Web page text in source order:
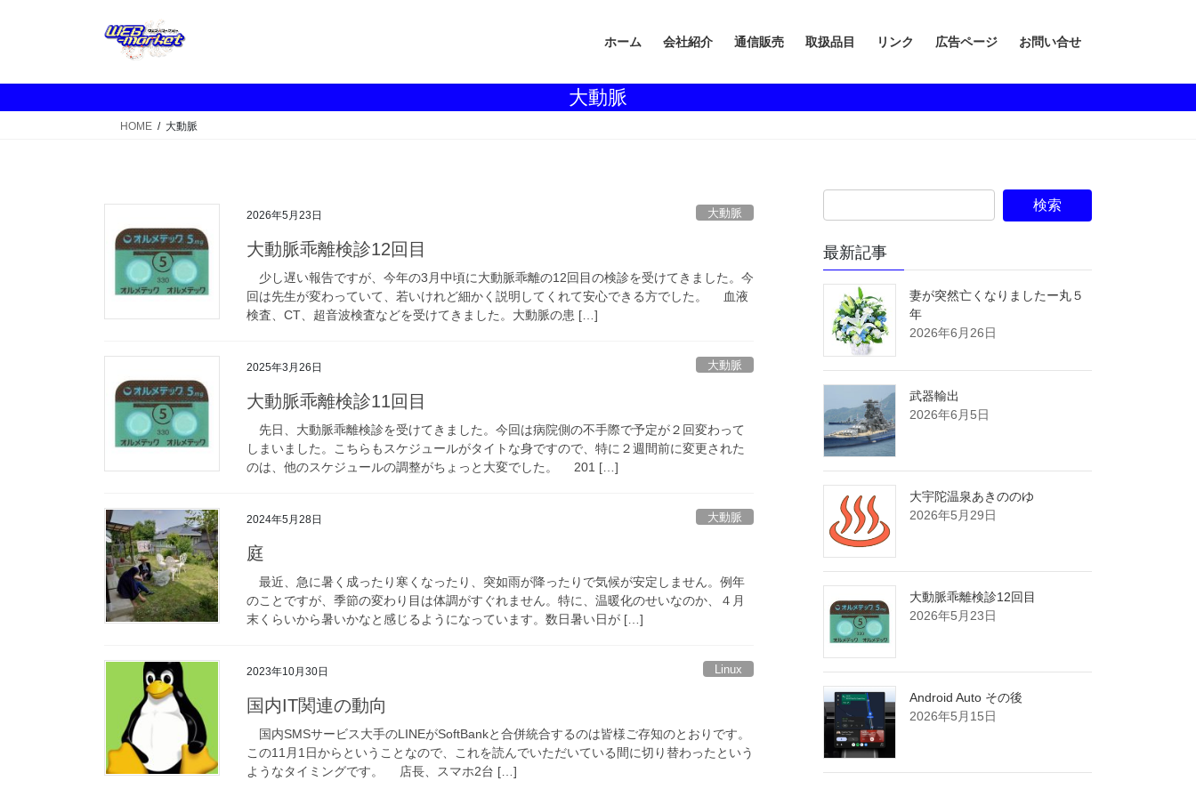
へ
ョ
ホーム 会社紹介 通信販売 取扱品目 リンク 広告ページ お問い合せ
大動脈
HOME 大動脈
2026年5月23日 大動脈
大動脈乖離検診12回目
少し遅い報告ですが、今年の3月中頃に大動脈乖離の12回目の検診を受けてきました。今
回は先生が変わっていて、若いけれど細かく説明してくれて安心できる方でした。 血液
検査、CT、超音波検査などを受けてきました。大動脈の患 […]
2025年3月26日 大動脈
大動脈乖離検診11回目
先日、大動脈乖離検診を受けてきました。今回は病院側の不手際で予定が２回変わって
しまいました。こちらもスケジュールがタイトな身ですので、特に２週間前に変更された
のは、他のスケジュールの調整がちょっと大変でした。 201 […]
2024年5月28日 大動脈
庭
最近、急に暑く成ったり寒くなったり、突如雨が降ったりで気候が安定しません。例年
のことですが、季節の変わり目は体調がすぐれません。特に、温暖化のせいなのか、４月
末くらいから暑いかなと感じるようになっています。数日暑い日が […]
2023年10月30日 Linux
国内IT関連の動向
国内SMSサービス大手のLINEがSoftBankと合併統合するのは皆様ご存知のとおりです。
この11月1日からということなので、これを読んでいただいている間に切り替わったという
ようなタイミングです。 店長、スマホ2台 […]
最新記事
妻が突然亡くなりましたー丸５
年
2026年6月26日
武器輸出
2026年6月5日
大宇陀温泉あきののゆ
2026年5月29日
大動脈乖離検診12回目
2026年5月23日
Android Auto その後
2026年5月15日